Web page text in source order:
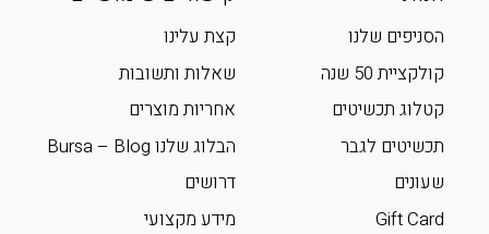
הסניפים שלנו
קולקציית 50 שנה
קטלוג תכשיטים
תכשיטים לגבר
שעונים
Gift Card
קצת עלינו
שאלות ותשובות
אחריות מוצרים
הבלוג שלנו Bursa – Blog
דרושים
מידע מקצועי